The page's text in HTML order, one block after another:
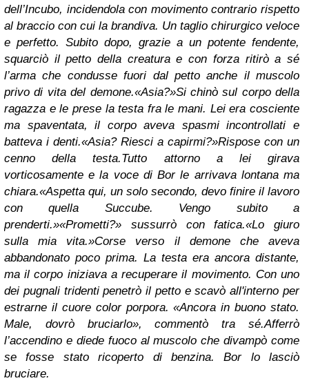
dell’Incubo, incidendola con movimento contrario rispetto
al braccio con cui la brandiva. Un taglio chirurgico veloce
e perfetto. Subito dopo, grazie a un potente fendente,
squarciò il petto della creatura e con forza ritirò a sé
l’arma che condusse fuori dal petto anche il muscolo
privo di vita del demone.«Asia?»Si chinò sul corpo della
ragazza e le prese la testa fra le mani. Lei era cosciente
ma spaventata, il corpo aveva spasmi incontrollati e
batteva i denti.«Asia? Riesci a capirmi?»Rispose con un
cenno della testa.Tutto attorno a lei girava
vorticosamente e la voce di Bor le arrivava lontana ma
chiara.«Aspetta qui, un solo secondo, devo finire il lavoro
con quella Succube. Vengo subito a
prenderti.»«Prometti?» sussurrò con fatica.«Lo giuro
sulla mia vita.»Corse verso il demone che aveva
abbandonato poco prima. La testa era ancora distante,
ma il corpo iniziava a recuperare il movimento. Con uno
dei pugnali tridenti penetrò il petto e scavò all'interno per
estrarne il cuore color porpora. «Ancora in buono stato.
Male, dovrò bruciarlo», commentò tra sé.Afferrò
l’accendino e diede fuoco al muscolo che divampò come
se fosse stato ricoperto di benzina. Bor lo lasciò
bruciare.